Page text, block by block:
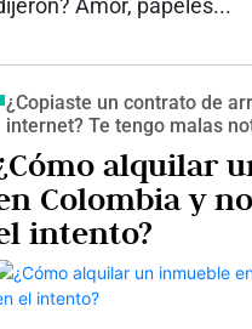
Amor, papeles...
¿Copiaste un contrato de
internet? Te tengo malas
alquilar
Colombia y
intento?